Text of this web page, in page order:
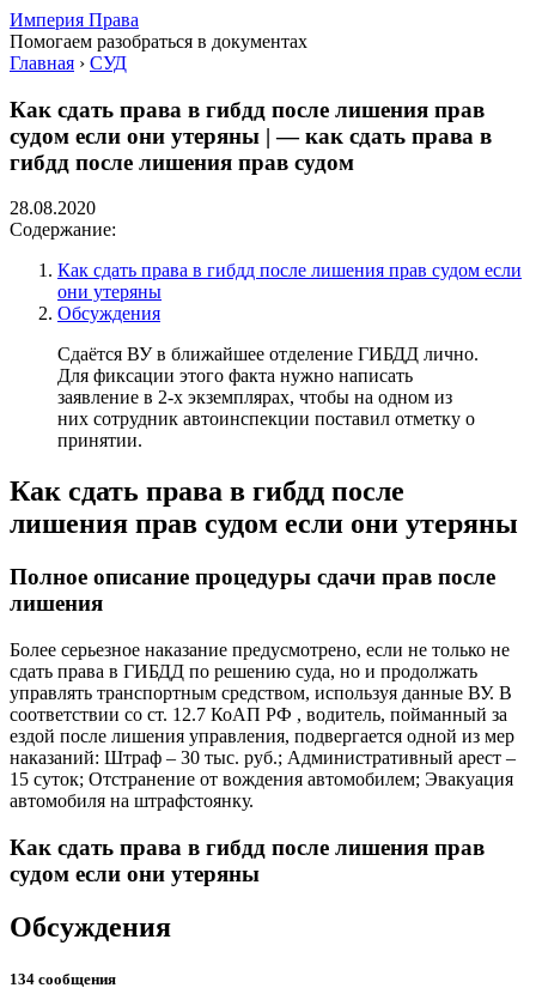
Империя Права
Помогаем разобраться в документах
Главная › СУД
Как сдать права в гибдд после лишения прав
судом если они утеряны | — как сдать права в
гибдд после лишения прав судом
28.08.2020
Содержание:
Как сдать права в гибдд после лишения прав судом если
они утеряны
Обсуждения
Сдаётся ВУ в ближайшее отделение ГИБДД лично.
Для фиксации этого факта нужно написать
заявление в 2-х экземплярах, чтобы на одном из
них сотрудник автоинспекции поставил отметку о
принятии.
Как сдать права в гибдд после
лишения прав судом если они утеряны
Полное описание процедуры сдачи прав после
лишения
Более серьезное наказание предусмотрено, если не только не
сдать права в ГИБДД по решению суда, но и продолжать
управлять транспортным средством, используя данные ВУ. В
соответствии со ст. 12.7 КоАП РФ , водитель, пойманный за
ездой после лишения управления, подвергается одной из мер
наказаний: Штраф – 30 тыс. руб.; Административный арест –
15 суток; Отстранение от вождения автомобилем; Эвакуация
автомобиля на штрафстоянку.
Как сдать права в гибдд после лишения прав
судом если они утеряны
Обсуждения
134 сообщения